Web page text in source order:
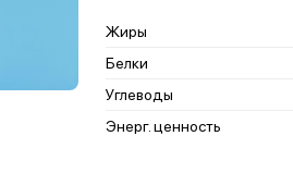
Жиры
Белки
Углеводы
Энерг. ценность